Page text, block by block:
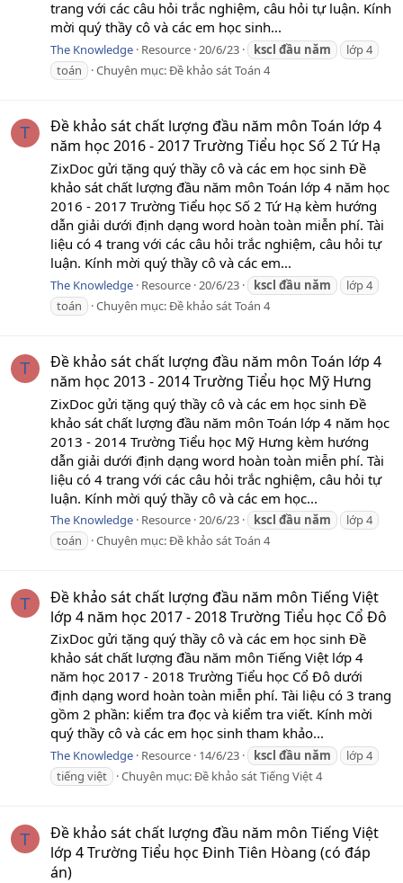
trang với các câu hỏi trắc nghiệm, câu hỏi tự luận. Kính
mời quý thầy cô và các em học sinh...
The Knowledge Resource 20/6/23 kscl đầu năm
lớp 4
toán
Chuyên mục:Đề khảo sát Toán 4
T
Đề khảo sát chất lượng đầu năm môn Toán lớp 4
năm học 2016 - 2017 Trường Tiểu học Số 2 Tứ Hạ
ZixDoc gửi tặng quý thầy cô và các em học sinh Đề
khảo sát chất lượng đầu năm môn Toán lớp 4 năm học
2016 - 2017 Trường Tiểu học Số 2 Tứ Hạ kèm hướng
dẫn giải dưới định dạng word hoàn toàn miễn phí. Tài
liệu có 4 trang với các câu hỏi trắc nghiệm, câu hỏi tự
luận. Kính mời quý thầy cô và các em...
The Knowledge Resource 20/6/23 kscl đầu năm
lớp 4
toán
Chuyên mục:Đề khảo sát Toán 4
T
Đề khảo sát chất lượng đầu năm môn Toán lớp 4
năm học 2013 - 2014 Trường Tiểu học Mỹ Hưng
ZixDoc gửi tặng quý thầy cô và các em học sinh Đề
khảo sát chất lượng đầu năm môn Toán lớp 4 năm học
2013 - 2014 Trường Tiểu học Mỹ Hưng kèm hướng
dẫn giải dưới định dạng word hoàn toàn miễn phí. Tài
liệu có 4 trang với các câu hỏi trắc nghiệm, câu hỏi tự
luận. Kính mời quý thầy cô và các em học...
The Knowledge Resource 20/6/23 kscl đầu năm
lớp 4
toán
Chuyên mục:Đề khảo sát Toán 4
T
Đề khảo sát chất lượng đầu năm môn Tiếng Việt
lớp 4 năm học 2017 - 2018 Trường Tiểu học Cổ Đô
ZixDoc gửi tặng quý thầy cô và các em học sinh Đề
khảo sát chất lượng đầu năm môn Tiếng Việt lớp 4
năm học 2017 - 2018 Trường Tiểu học Cổ Đô dưới
định dạng word hoàn toàn miễn phí. Tài liệu có 3 trang
gồm 2 phần: kiểm tra đọc và kiểm tra viết. Kính mời
quý thầy cô và các em học sinh tham khảo...
The Knowledge Resource 14/6/23 kscl đầu năm
lớp 4
tiếng việt
Chuyên mục:Đề khảo sát Tiếng Việt 4
T
Đề khảo sát chất lượng đầu năm môn Tiếng Việt
lớp 4 Trường Tiểu học Đinh Tiên Hòang (có đáp
án)